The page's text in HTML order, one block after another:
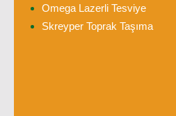
Omega Lazerli Tesviye
Skreyper Toprak Taşıma